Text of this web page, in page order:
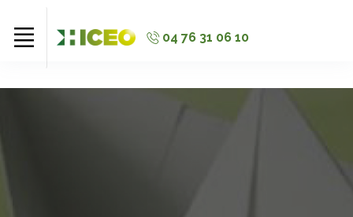
04 76 31 06 10